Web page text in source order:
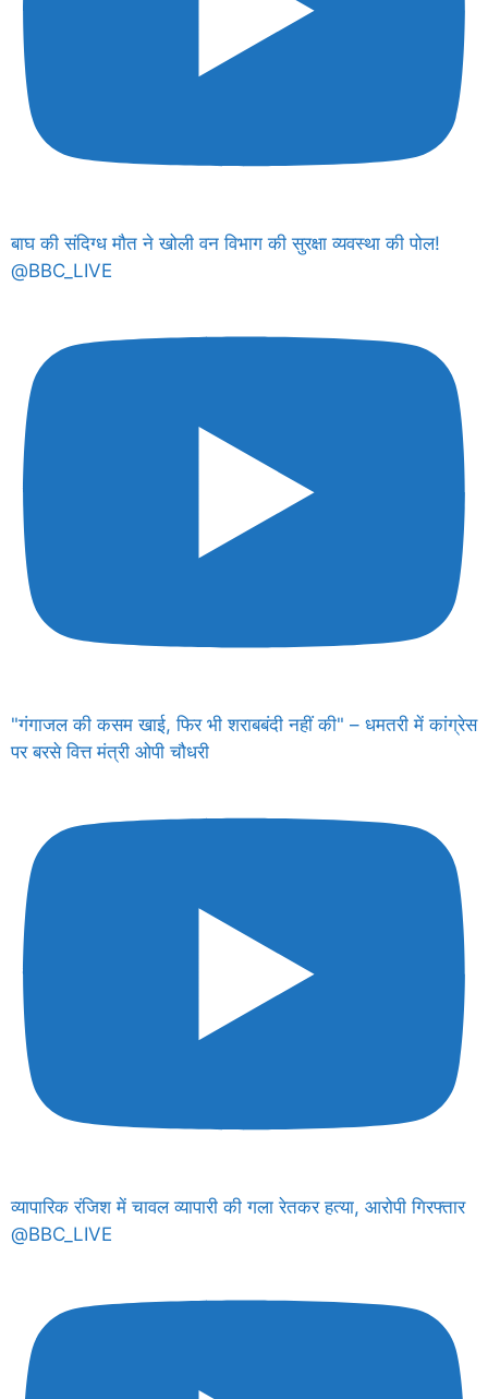
बाघ की संदिग्ध मौत ने खोली वन विभाग की सुरक्षा व्यवस्था की पोल!
@BBC_LIVE
"गंगाजल की कसम खाई, फिर भी शराबबंदी नहीं की" – धमतरी में कांग्रेस
पर बरसे वित्त मंत्री ओपी चौधरी
व्यापारिक रंजिश में चावल व्यापारी की गला रेतकर हत्या, आरोपी गिरफ्तार
@BBC_LIVE